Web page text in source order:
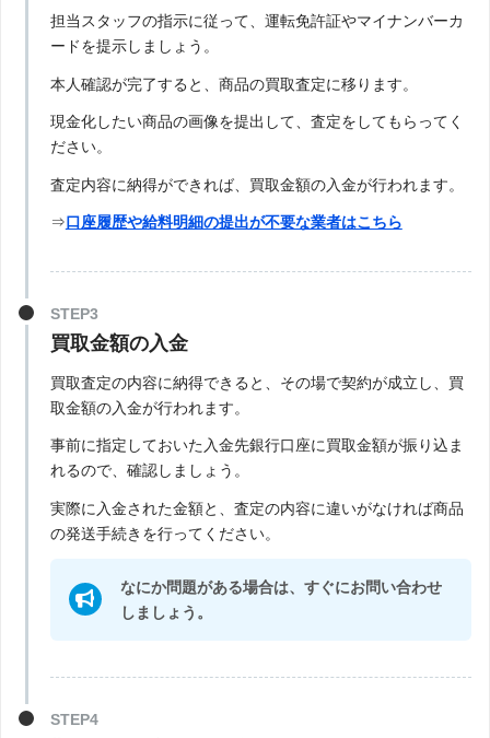
担当スタッフの指示に従って、運転免許証やマイナンバーカ
ードを提示しましょう。
本人確認が完了すると、商品の買取査定に移ります。
現金化したい商品の画像を提出して、査定をしてもらってく
ださい。
査定内容に納得ができれば、買取金額の入金が行われます。
⇒口座履歴や給料明細の提出が不要な業者はこちら
STEP3
買取金額の入金
買取査定の内容に納得できると、その場で契約が成立し、買
取金額の入金が行われます。
事前に指定しておいた入金先銀行口座に買取金額が振り込ま
れるので、確認しましょう。
実際に入金された金額と、査定の内容に違いがなければ商品
の発送手続きを行ってください。
なにか問題がある場合は、すぐにお問い合わせ
しましょう。
STEP4